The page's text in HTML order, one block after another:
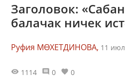
Заголовок:
балачак ничек
Руфия МӨХЕТДИНОВА, 11
1114 0 0